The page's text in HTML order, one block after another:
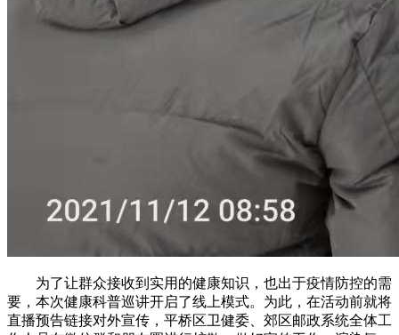
为了让群众接收到实用的健康知识，也出于疫情防控的需
要，本次健康科普巡讲开启了线上模式。为此，在活动前就将
直播预告链接对外宣传，平桥区卫健委、郊区邮政系统全体工